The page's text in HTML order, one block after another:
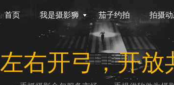
首页 我是摄影狮 茄子约拍 拍摄
左右开弓，开放